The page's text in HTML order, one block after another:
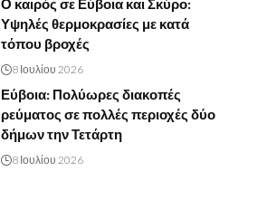
Ο καιρός σε Εύβοια και Σκύρο:
Υψηλές θερμοκρασίες με κατά
τόπου βροχές
8 Ιουλίου 2026
Εύβοια: Πολύωρες διακοπές
ρεύματος σε πολλές περιοχές δύο
δήμων την Τετάρτη
8 Ιουλίου 2026